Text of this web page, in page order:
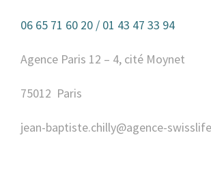
06 65 71 60 20 / 01 43 47 33 94
Agence Paris 12 – 4, cité Moynet
75012 Paris
jean-baptiste.chilly@agence-